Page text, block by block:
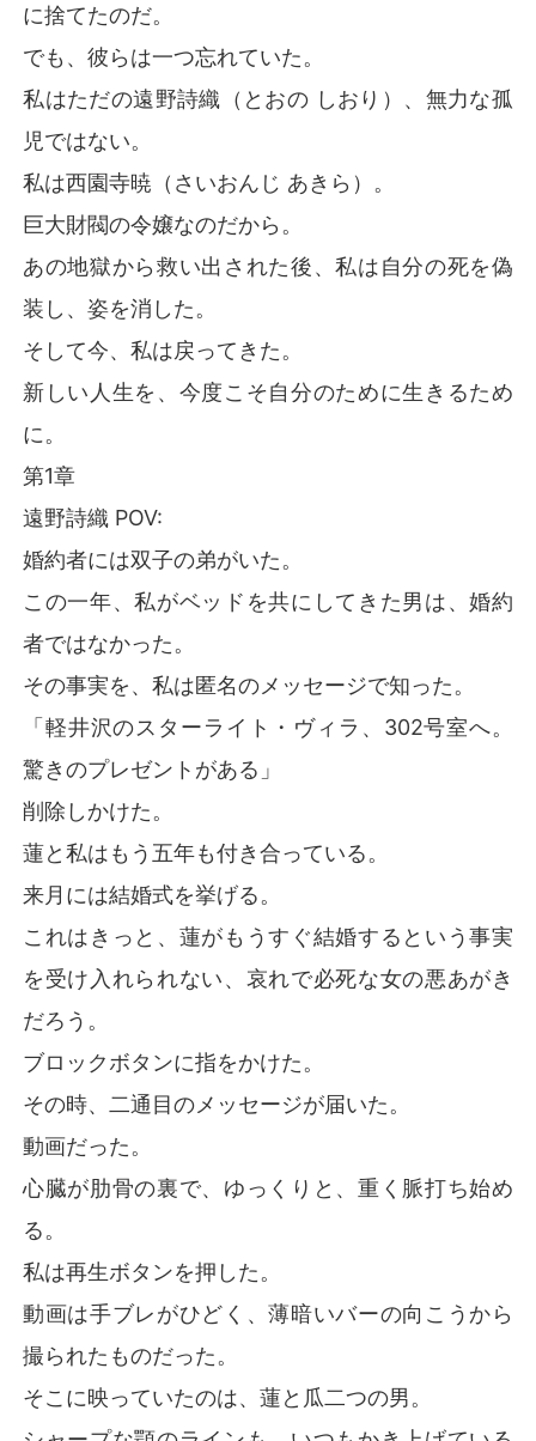
に捨てたのだ。
でも、彼らは一つ忘れていた。
私はただの遠野詩織（とおの しおり）、無力な孤
児ではない。
私は西園寺暁（さいおんじ あきら）。
巨大財閥の令嬢なのだから。
あの地獄から救い出された後、私は自分の死を偽
装し、姿を消した。
そして今、私は戻ってきた。
新しい人生を、今度こそ自分のために生きるため
に。
第1章
遠野詩織 POV:
婚約者には双子の弟がいた。
この一年、私がベッドを共にしてきた男は、婚約
者ではなかった。
その事実を、私は匿名のメッセージで知った。
「軽井沢のスターライト・ヴィラ、302号室へ。
驚きのプレゼントがある」
削除しかけた。
蓮と私はもう五年も付き合っている。
来月には結婚式を挙げる。
これはきっと、蓮がもうすぐ結婚するという事実
を受け入れられない、哀れで必死な女の悪あがき
だろう。
ブロックボタンに指をかけた。
その時、二通目のメッセージが届いた。
動画だった。
心臓が肋骨の裏で、ゆっくりと、重く脈打ち始め
る。
私は再生ボタンを押した。
動画は手ブレがひどく、薄暗いバーの向こうから
撮られたものだった。
そこに映っていたのは、蓮と瓜二つの男。